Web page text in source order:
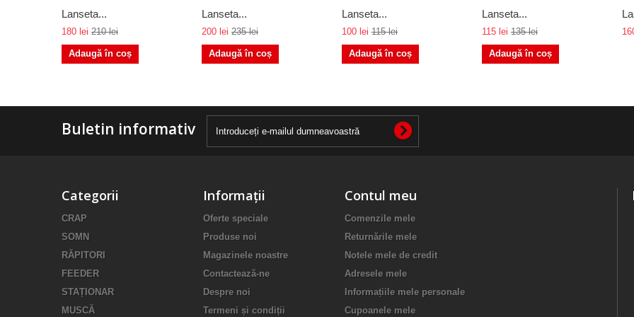
Lanseta...
180 lei 210 lei
Adaugă în coș
Lanseta...
200 lei 235 lei
Adaugă în coș
Lanseta...
100 lei 115 lei
Adaugă în coș
Lanseta...
115 lei 135 lei
Adaugă în coș
Buletin informativ
Categorii
CRAP
SOMN
RĂPITORI
FEEDER
STAȚIONAR
MUSCĂ
Informații
Oferte speciale
Produse noi
Magazinele noastre
Contactează-ne
Despre noi
Termeni și condiții
Contul meu
Comenzile mele
Returnările mele
Notele mele de credit
Adresele mele
Informațiile mele personale
Cupoanele mele